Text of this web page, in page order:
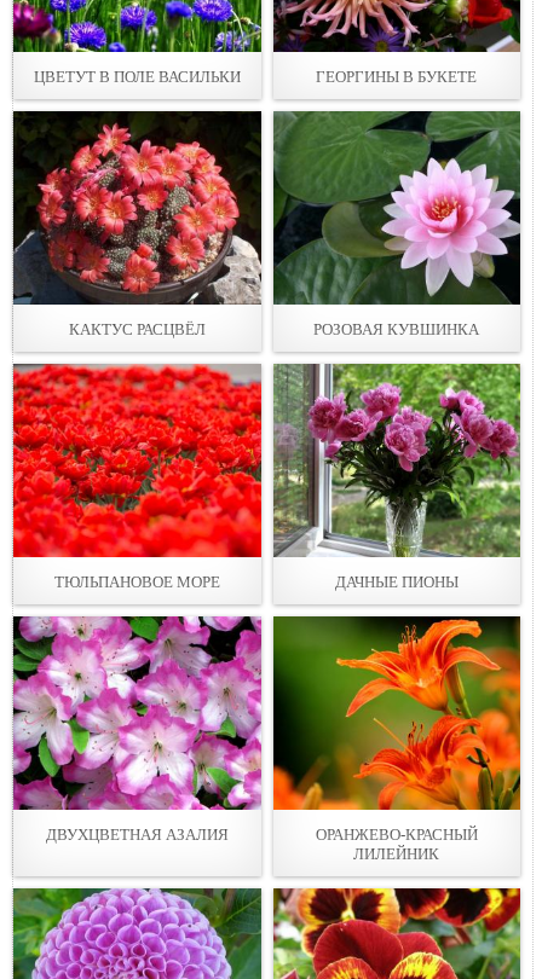
ЦВЕТУТ В ПОЛЕ ВАСИЛЬКИ ГЕОРГИНЫ В БУКЕТЕ
КАКТУС РАСЦВЁЛ РОЗОВАЯ КУВШИНКА
ТЮЛЬПАНОВОЕ МОРЕ ДАЧНЫЕ ПИОНЫ
ДВУХЦВЕТНАЯ АЗАЛИЯ
ОРАНЖЕВО-КРАСНЫЙ
ЛИЛЕЙНИК